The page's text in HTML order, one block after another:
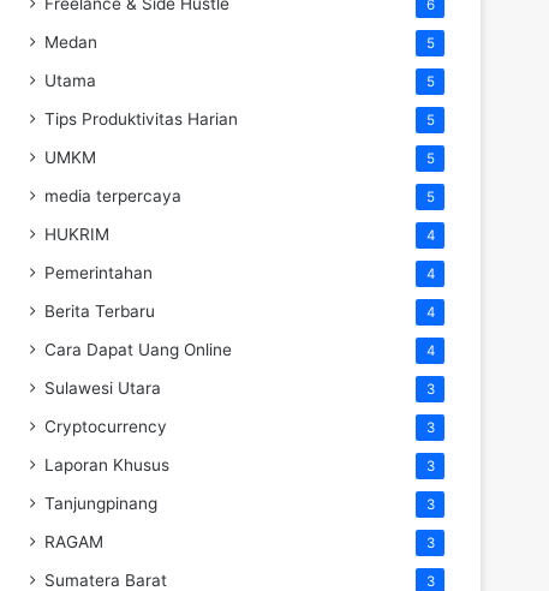
6
Medan 5
Utama 5
Tips Produktivitas Harian 5
UMKM 5
media terpercaya 5
HUKRIM 4
Pemerintahan 4
Berita Terbaru 4
Cara Dapat Uang Online 4
Sulawesi Utara 3
Cryptocurrency 3
Laporan Khusus 3
Tanjungpinang 3
RAGAM 3
Sumatera Barat 3